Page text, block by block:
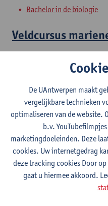
Bachelor in de biologie
Veldcursus
Bachelor in de biologie
Vorm en functie :
Bachelor in de biologie
Laboratory
De UAntwerpen maakt
vergelijkbare technieken
optimaliseren van de website.
b.v.
marketingdoeleinden. Deze
cookies. Uw internetgedrag
deze tracking cookies Door
gaat u hiermee akkoord.